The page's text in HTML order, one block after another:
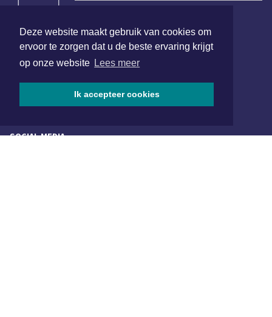
Deze website maakt gebruik van cookies om
ervoor te zorgen dat u de beste ervaring krijgt
op onze website Lees meer
Ik accepteer cookies
Hoofdvestiging:
van Benthuizenlaan 1
1701 BZ Heerhugowaard
072 8200 600
redactie@xyto.nl
SOCIAL MEDIA